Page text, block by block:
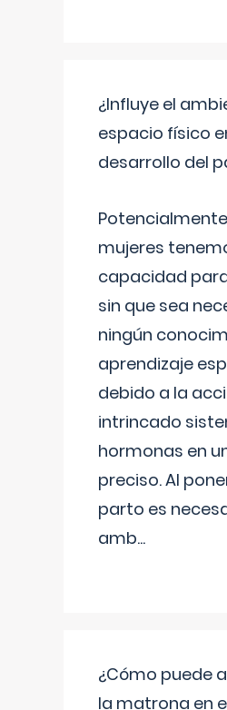
¿Influye el
espacio físico
desarrollo del
mujeres
capacidad
sin que sea
ningún
aprendizaje
debido a la
intrincado
hormonas en
preciso. Al
parto es
amb...
¿Cómo puede
la matrona en